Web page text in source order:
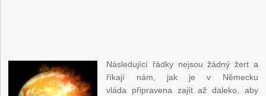
Následující řádky nejsou žádný žert a
říkají nám, jak je v Německu
vláda připravena zajít až daleko, aby